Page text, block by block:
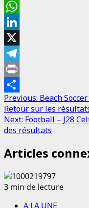
Email
WhatsApp
LinkedIn
X
Telegram
Print
Partager
Post
navigation
Previous: Beach
Retour sur les
Next: Football – J28
des résultats
Articles
3 min de lecture
A LA UNE